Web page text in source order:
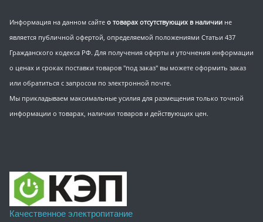
Информация на данном сайте о товарах отсутствующих в наличии не
является публичной офертой, определяемой положениями Статьи 437
Гражданского кодекса РФ. Для получения оферты и уточнения информации
о ценах и сроках поставки товаров "под заказ" вы можете оформить заказ
или обратиться с запросом по электронной почте.
Мы прикладываем максимальные усилия для размещения только точной
информации о товарах, наличии товаров и действующих цен.
Качественное электропитание